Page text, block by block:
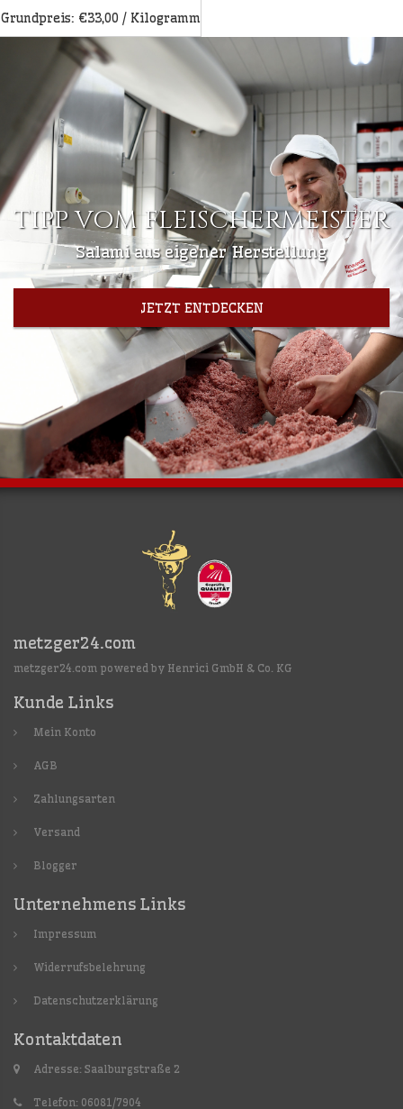
Grundpreis: €33,00 / Kilogramm
TIPP VOM FLEISCHERMEISTER
Salami aus eigener Herstellung
JETZT ENTDECKEN
metzger24.com
metzger24.com powered by Henrici GmbH & Co. KG
Kunde Links
Mein Konto
AGB
Zahlungsarten
Versand
Blogger
Unternehmens Links
Impressum
Widerrufsbelehrung
Datenschutzerklärung
Kontaktdaten
Adresse: Saalburgstraße 2
Telefon: 06081/7904